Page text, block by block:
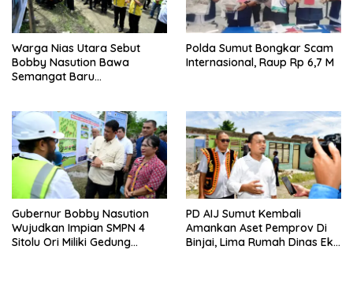
Warga Nias Utara Sebut
Bobby Nasution Bawa
Semangat Baru
Polda Sumut Bongkar Scam
Internasional, Raup Rp 6,7 M
Gubernur Bobby Nasution
Wujudkan Impian SMPN 4
Sitolu Ori Miliki Gedung
PD AIJ Sumut Kembali
Amankan Aset Pemprov Di
Binjai, Lima Rumah Dinas Eks